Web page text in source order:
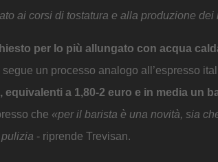
ai corsi di tostatura e alla produzione dei
per lo più allungato con acqua
un processo analogo all’espresso
a 1,80-2 euro e in media un
che «per il barista è una novità, sia
- riprende Trevisan.